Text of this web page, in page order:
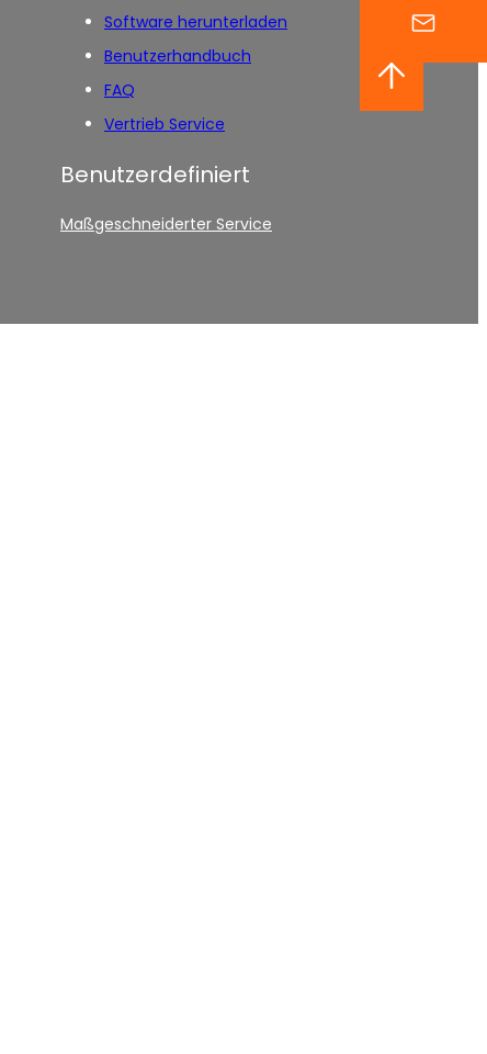
Software herunterladen
Benutzerhandbuch
FAQ
Vertrieb Service
Benutzerdefiniert
Maßgeschneiderter Service